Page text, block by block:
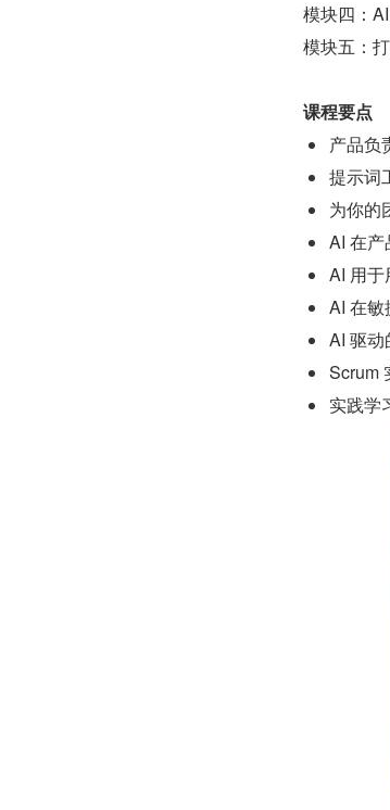
模块四：
模块五：
课程要点
产品负
提示词
为你的
AI 在
AI 用
AI 在
AI 驱动
Scrum
实践学